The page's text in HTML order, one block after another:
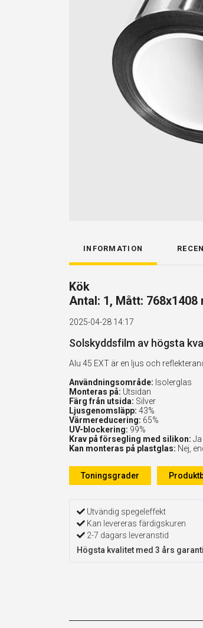
INFORMATION
Kök
Antal: 1, Mått: 768x1408
2025-04-28 14:17
Solskyddsfilm av högsta
Alu 45 EXT är en ljus och
Användningsområde: Isolerglas
Monteras på: Utsidan
Färg från utsida: Silver
Ljusgenomsläpp: 43%
Värmereducering: 65%
UV-blockering: 99%
Krav på försegling med silikon: Ja
Kan monteras på plastglas: Nej,
Toningsgrader
Utvändig spegeleffekt
Kan levereras färdigskuren
2-7 dagars leveranstid
Högsta kvalitet med 3 års